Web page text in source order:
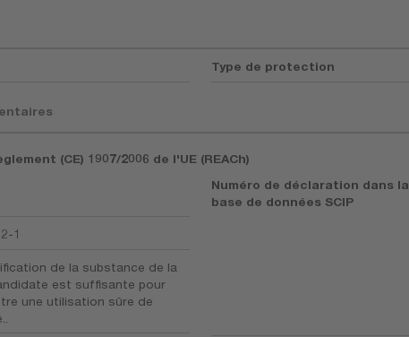
Type de protection
(CE) 1907/2006 de l'UE (REACh)
1
de la substance de la
est suffisante pour
une utilisation sûre de
Numéro de déclaration dans la
base de données SCIP